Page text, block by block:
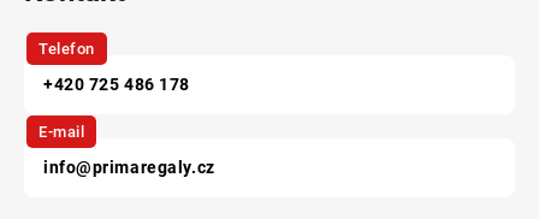
Telefon
+420 725 486 178
E-mail
info@primaregaly.cz